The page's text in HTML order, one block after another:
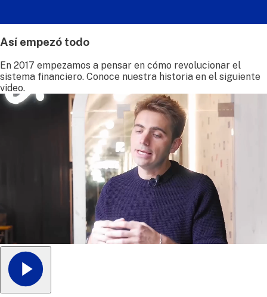
Así empezó todo
En 2017 empezamos a pensar en cómo revolucionar el
sistema financiero. Conoce nuestra historia en el siguiente
video.